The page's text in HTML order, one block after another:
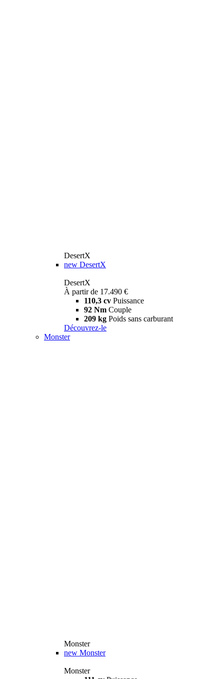
DesertX
new DesertX
DesertX
À partir de 17.490 €
110,3 cv Puissance
92 Nm Couple
209 kg Poids sans carburant
Découvrez-le
Monster
Monster
new Monster
Monster